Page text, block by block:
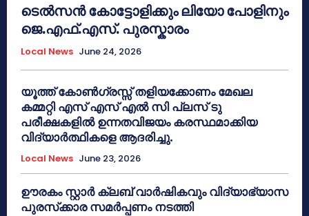
ടെൽസൻ കോട്ടോളിക്കും ലിയോ പോളിനും
ജെ.എഫ്.എസ്. പുരസ്കാരം
Local News June 24, 2026
യൂത്ത് കോൺഗ്രസ്സ് തളിയക്കോണം മേഖല
കമ്മറ്റി എസ് എസ് എൽ സി പ്ലസ് ടു
പരീക്ഷകളിൽ ഉന്നതവിജയം കരസ്ഥമാക്കിയ
വിദ്യാർത്ഥികളെ ആദരിച്ചു.
Local News June 23, 2026
ഊരകം സ്റ്റാർ ക്ലബ് വാർഷികവും വിദ്യാഭ്യാസ
പുരസ്‌ക്കാര സമർപ്പണം നടത്തി